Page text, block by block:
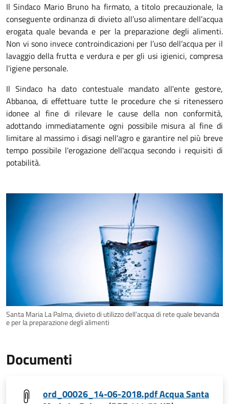
Il Sindaco Mario Bruno ha firmato, a titolo precauzionale, la
conseguente ordinanza di divieto all’uso alimentare dell’acqua
erogata quale bevanda e per la preparazione degli alimenti.
Non vi sono invece controindicazioni per l’uso dell’acqua per il
lavaggio della frutta e verdura e per gli usi igienici, compresa
l'igiene personale.
Il Sindaco ha dato contestuale mandato all'ente gestore,
Abbanoa, di effettuare tutte le procedure che si ritenessero
idonee al fine di rilevare le cause della non conformità,
adottando immediatamente ogni possibile misura al fine di
limitare al massimo i disagi nell'agro e garantire nel più breve
tempo possibile l'erogazione dell'acqua secondo i requisiti di
potabilità.
Santa Maria La Palma, divieto di utilizzo dell’acqua di rete quale bevanda
e per la preparazione degli alimenti
Documenti
ord_00026_14-06-2018.pdf Acqua Santa